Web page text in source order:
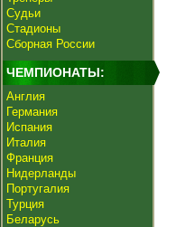
Судьи
Стадионы
Сборная России
ЧЕМПИОНАТЫ:
Англия
Германия
Испания
Италия
Франция
Нидерланды
Португалия
Турция
Беларусь